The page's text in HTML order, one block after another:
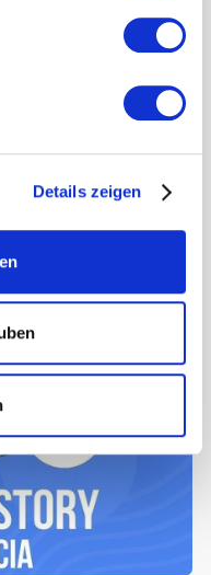
Details zeigen
AG: 3